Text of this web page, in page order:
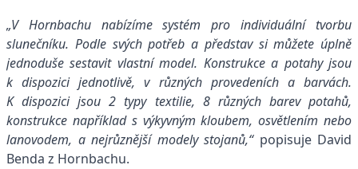
„V Hornbachu nabízíme systém pro individuální tvorbu
slunečníku. Podle svých potřeb a představ si můžete úplně
jednoduše sestavit vlastní model. Konstrukce a potahy jsou
k dispozici jednotlivě, v různých provedeních a barvách.
K dispozici jsou 2 typy textilie, 8 různých barev potahů,
konstrukce například s výkyvným kloubem, osvětlením nebo
lanovodem, a nejrůznější modely stojanů,“popisuje David
Benda z Hornbachu.